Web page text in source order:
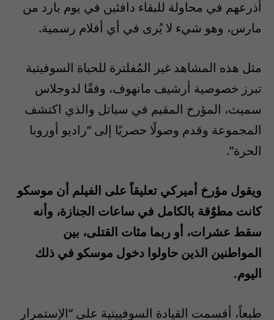
أذرعهم في محاولة للبقاء دافئين في يوم بارد من
مارس، وهو شيء لا يُرى في أي أفلام رسمية.
مثل هذه المشاهد غير المُفلترة للحياة السوفيتية
تبرز خصوصية أرشيف مانهوف، وفقًا لدوجلاس
سميث، المؤرخ المقيم في سياتل والذي اكتشف
المجموعة وقدم وصولًا حصريًا إلى “راديو أوروبا
الحرة”.
ويقول مؤرخ أميركي تعليقاً على الفيلم أن موسكو
كانت مطوٌقة بالكامل في ساعات الجنازة، وأنه
سقط عشرات، أو ربما مئات القتلى، بين
المواطنين الذين حاولوا دخول موسكو في ذلك
اليوم.
طبعاً، أقسمت القيادة السوفييتية على “الإستمرار